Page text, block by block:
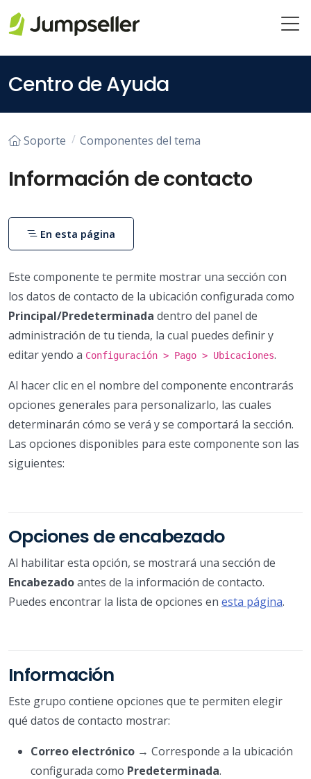
Centro de Ayuda
Soporte Componentes del tema
Información de contacto
Este componente te permite mostrar una sección con
los datos de contacto de la ubicación configurada como
Principal/Predeterminada dentro del panel de
administración de tu tienda, la cual puedes definir y
editar yendo a Configuración > Pago > Ubicaciones.
Al hacer clic en el nombre del componente encontrarás
opciones generales para personalizarlo, las cuales
determinarán cómo se verá y se comportará la sección.
Las opciones disponibles para este componente son las
siguientes:
Opciones de encabezado
Al habilitar esta opción, se mostrará una sección de
Encabezadoantes de la información de contacto.
Puedes encontrar la lista de opciones en esta página.
Información
Este grupo contiene opciones que te permiten elegir
qué datos de contacto mostrar:
Correo electrónico → Corresponde a la ubicación
configurada como Predeterminada.
En esta página